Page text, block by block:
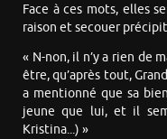
Face à ces mots, elles
raison et secouer
« N-non, il n’y a rien de
être, qu’après tout,
a mentionné que sa
jeune que lui, et il
Kristina...) »